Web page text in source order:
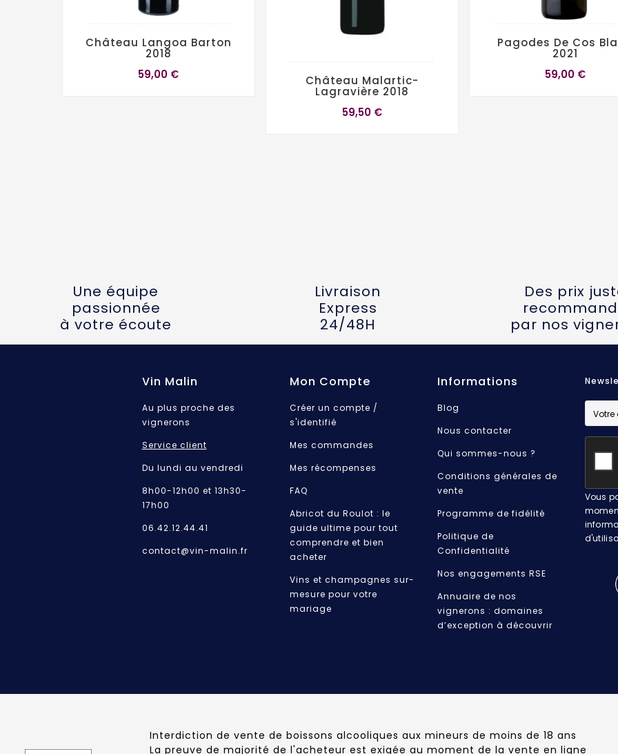
Château Langoa Barton
2018
59,00 €
Château Malartic-
Lagravière 2018
59,50 €
Pagodes De Cos
2021
59,00 €
Une équipe
passionnée
à votre écoute
Livraison
Express
24/48H
Des prix
par nos
Vin Malin
Au plus proche des
vignerons
Service client
Du lundi au vendredi
8h00-12h00 et 13h30-
17h00
06.42.12.44.41
contact@vin-malin.fr
Mon Compte
Créer un compte /
s'identifié
Mes commandes
Mes récompenses
FAQ
Abricot du Roulot : le
guide ultime pour tout
comprendre et bien
acheter
Vins et champagnes sur-
mesure pour votre
mariage
Informations
Blog
Nous contacter
Qui sommes-nous ?
Conditions générales de
vente
Programme de fidélité
Politique de
Confidentialité
Nos engagements RSE
Annuaire de nos
vignerons : domaines
d’exception à découvrir
Vous
Interdiction de vente de boissons alcooliques aux mineurs de moins de 18 ans
La preuve de majorité de l'acheteur est exigée au moment de la vente en ligne